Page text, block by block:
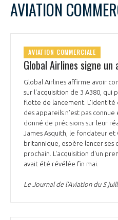
AVIATION
AVIATION COMMERCIALE
Global Airlines signe
Global Airlines affirme avoir
sur l'acquisition de 3 A380, qui
flotte de lancement.
des appareils n’est pas connue
donné de précisions sur leur
James Asquith, le fondateur et
britannique, espère lancer ses
prochain. L'acquisition d'un
avait été révélée fin mai.
Le Journal de l’Aviation du 5